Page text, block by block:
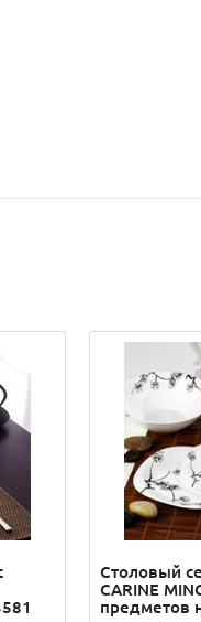
Столовый
CARINE
предметов